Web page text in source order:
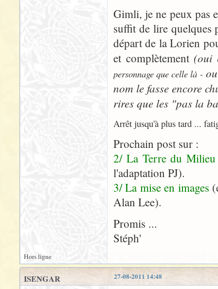
Gimli, je ne peux pas
suffit de lire quelques
départ de la Lorien
et complètement (oui
personnage que celle là -ou
nom le fasse encore
rires que les "pas la
Arrêt jusqu'à plus tard ...
Prochain post sur :
2/ La Terre du Milieu
l'adaptation PJ).
3/ La mise en images
Alan Lee).
Promis ...
Stéph'
Hors ligne
27-08-2011 14:48
ISENGAR